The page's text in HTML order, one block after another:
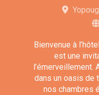
Bienvenue à
est une
l’émerveillement.
dans un oasis de
nos chambres